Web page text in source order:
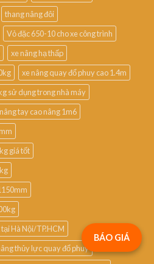
thang nâng đôi
Vỏ đặc 650-10 cho xe công trình
xe nâng hạ thấp
xe nâng quay đổ phuy cao 1.4m
sử dụng trong nhà máy
tay cao nâng 1m6
giá tốt
Hà Nội/TP.HCM
thủy lực quay đổ phuy
BÁO GIÁ